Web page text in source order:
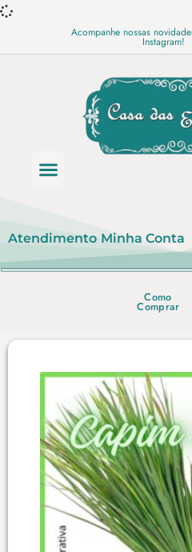
Acompanhe nossas
Instagram!
Atendimento Minha Conta
Como
Comprar